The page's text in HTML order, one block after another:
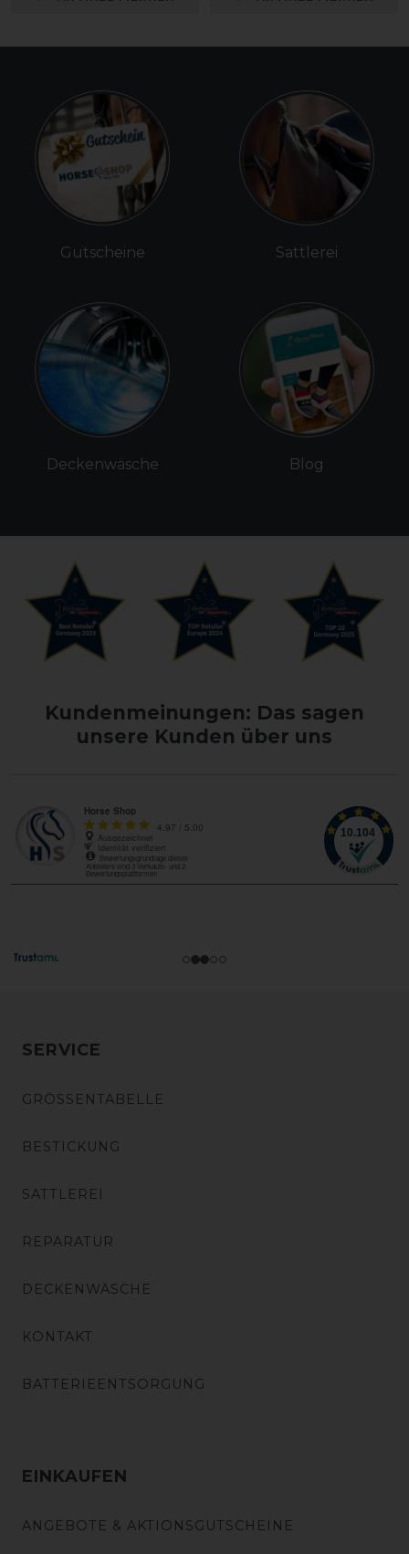
Gutscheine
Deckenwäsche
Sattlerei
Blog
Kundenmeinungen: Das sagen
unsere Kunden über uns
SERVICE
GRÖSSENTABELLE
BESTICKUNG
SATTLEREI
REPARATUR
DECKENWÄSCHE
KONTAKT
BATTERIEENTSORGUNG
EINKAUFEN
ANGEBOTE & AKTIONSGUTSCHEINE